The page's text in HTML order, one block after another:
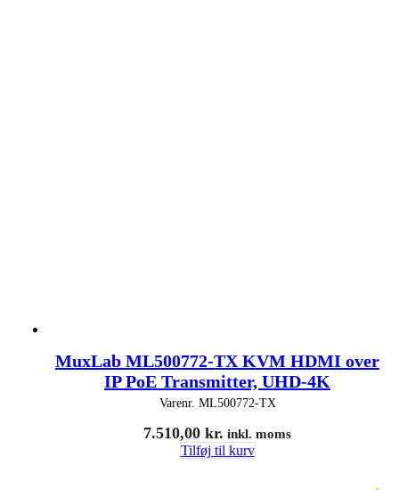
MuxLab ML500772-TX KVM HDMI over
IP PoE Transmitter, UHD-4K
Varenr. ML500772-TX
7.510,00 kr. inkl. moms
Tilføj til kurv